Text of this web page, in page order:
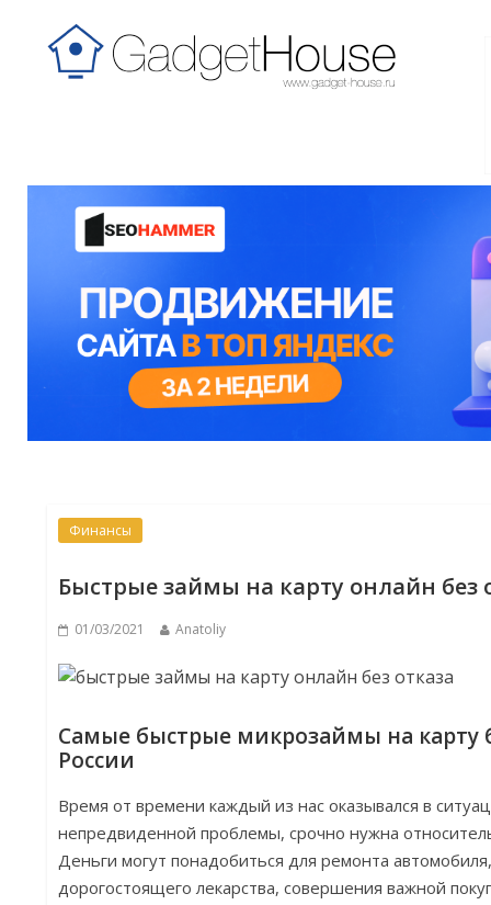
Финансы
Быстрые займы на карту онлайн без
01/03/2021 Anatoliy
Самые быстрые микрозаймы на карту
России
Время от времени каждый из нас оказывался в
непредвиденной проблемы, срочно нужна
Деньги могут понадобиться для ремонта
дорогостоящего лекарства, совершения важной